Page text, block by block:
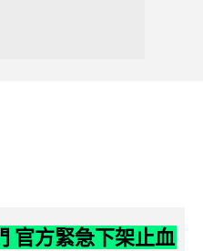
官方緊急下架止血